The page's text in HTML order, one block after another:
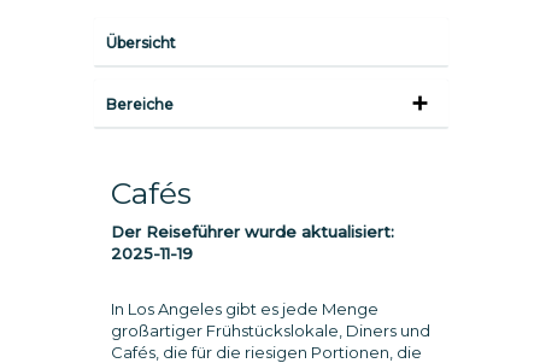
Übersicht
Bereiche
Cafés
Der Reiseführer wurde aktualisiert:
2025-11-19
In Los Angeles gibt es jede Menge
großartiger Frühstückslokale, Diners und
Cafés, die für die riesigen Portionen, die